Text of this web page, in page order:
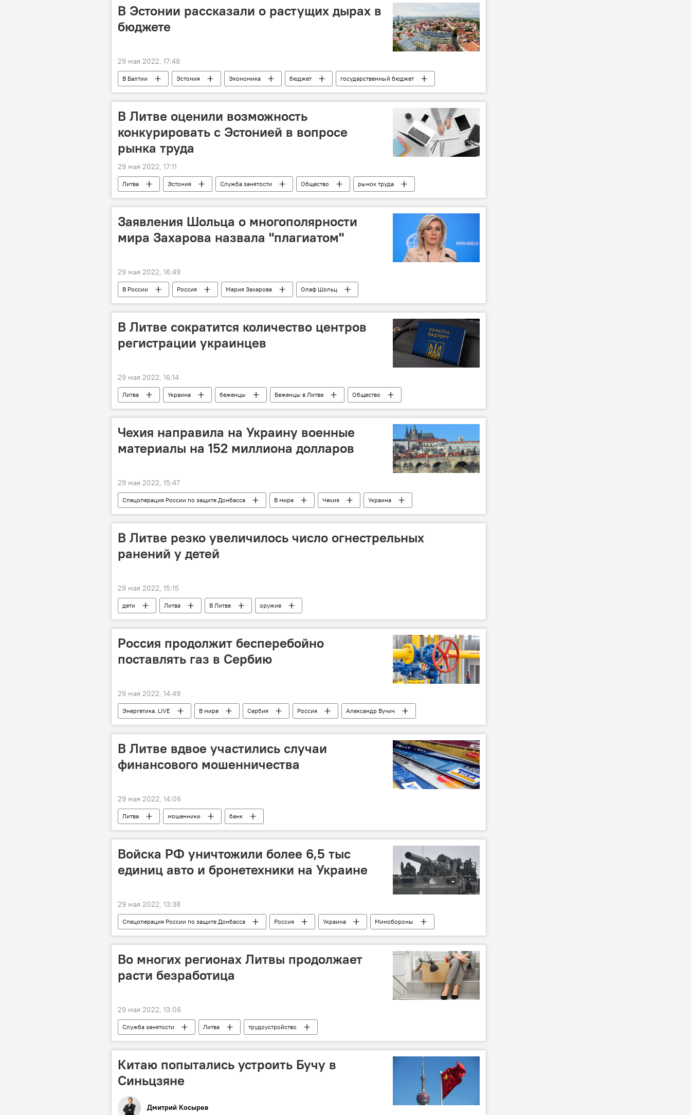
В Эстонии рассказали о растущих дырах в
бюджете
29 мая 2022, 17:48
В Балтии Эстония Экономика бюджет государственный бюджет
В Литве оценили возможность
конкурировать с Эстонией в вопросе
рынка труда
29 мая 2022, 17:11
Литва Эстония Служба занятости Общество
рынок труда
работа
В Балтии
Заявления Шольца о многополярности
мира Захарова назвала "плагиатом"
29 мая 2022, 16:49
В России Россия Мария Захарова Олаф Шольц
В Литве сократится количество центров
регистрации украинцев
29 мая 2022, 16:14
Литва Украина беженцы Беженцы в Литве Общество
Чехия направила на Украину военные
материалы на 152 миллиона долларов
29 мая 2022, 15:47
Спецоперация России по защите Донбасса В мире Чехия
Украина
военная техника
В Литве резко увеличилось число огнестрельных
ранений у детей
29 мая 2022, 15:15
дети Литва В Литве оружие
Россия продолжит бесперебойно
поставлять газ в Сербию
29 мая 2022, 14:49
Энергетика. LIVE В мире Сербия Россия
Александр Вучич
Владимир Путин
В России
В Литве вдвое участились случаи
финансового мошенничества
29 мая 2022, 14:06
Литва мошенники банк
Войска РФ уничтожили более 6,5 тыс
единиц авто и бронетехники на Украине
29 мая 2022, 13:38
Спецоперация России по защите Донбасса Россия Украина Минобороны
Во многих регионах Литвы продолжает
расти безработица
29 мая 2022, 13:06
Служба занятости Литва трудоустройство
Китаю попытались устроить Бучу в
Синьцзяне
Дмитрий Косырев